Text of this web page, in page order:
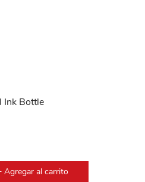
Ink Bottle
Agregar al carrito